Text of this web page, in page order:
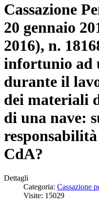
Cassazione
20 gennaio
2016), n.
infortunio ad
durante il
dei materiali
di una nave:
CdA?
Dettagli
Categoria: Cassazione
Visite: 15029